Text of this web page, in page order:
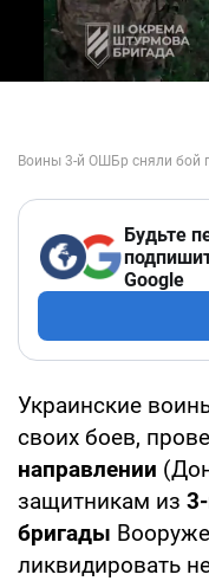
Будьте
Google
Украинские
своих боев,
направлении
защитникам из
бригады
ликвидировать